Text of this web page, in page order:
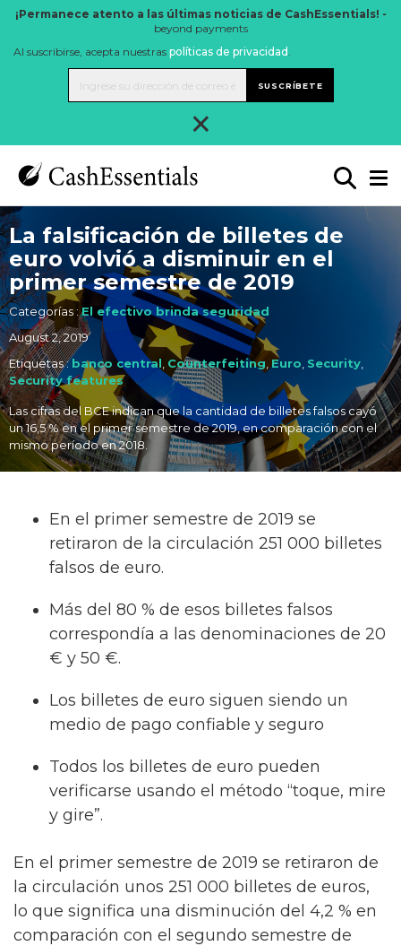
¡Permanece atento a las últimas noticias de CashEssentials! -
beyond payments
Al suscribirse, acepta nuestras políticas de privacidad .
SUSCRÍBETE
×
La falsificación de billetes de
euro volvió a disminuir en el
primer semestre de 2019
Categorías :El efectivo brinda seguridad
August 2, 2019
Etiquetas :banco central Counterfeiting Euro Security
Security features
Las cifras del BCE indican que la cantidad de billetes falsos cayó
un 16,5 % en el primer semestre de 2019, en comparación con el
mismo período en 2018.
En el primer semestre de 2019 se
retiraron de la circulación 251 000 billetes
falsos de euro.
Más del 80 % de esos billetes falsos
correspondía a las denominaciones de 20
€ y 50 €.
Los billetes de euro siguen siendo un
medio de pago confiable y seguro
Todos los billetes de euro pueden
verificarse usando el método “toque, mire
y gire”.
En el primer semestre de 2019 se retiraron de
la circulación unos 251 000 billetes de euros,
lo que significa una disminución del 4,2 % en
comparación con el segundo semestre de